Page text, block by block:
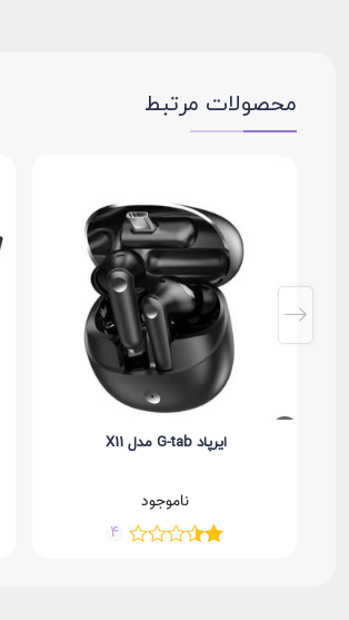
محصولات مرتبط
ایرپاد G-tab مدل X11
ناموجود
4